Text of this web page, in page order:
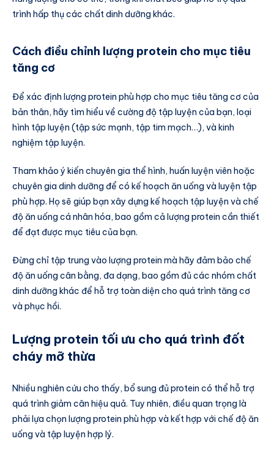
trình hấp thụ các chất dinh dưỡng khác.
Cách điều chỉnh lượng protein cho mục tiêu
tăng cơ
Để xác định lượng protein phù hợp cho mục tiêu tăng cơ của
bản thân, hãy tìm hiểu về cường độ tập luyện của bạn, loại
hình tập luyện (tập sức mạnh, tập tim mạch…), và kinh
nghiệm tập luyện.
Tham khảo ý kiến chuyên gia thể hình, huấn luyện viên hoặc
chuyên gia dinh dưỡng để có kế hoạch ăn uống và luyện tập
phù hợp. Họ sẽ giúp bạn xây dựng kế hoạch tập luyện và chế
độ ăn uống cá nhân hóa, bao gồm cả lượng protein cần thiết
để đạt được mục tiêu của bạn.
Đừng chỉ tập trung vào lượng protein mà hãy đảm bảo chế
độ ăn uống cân bằng, đa dạng, bao gồm đủ các nhóm chất
dinh dưỡng khác để hỗ trợ toàn diện cho quá trình tăng cơ
và phục hồi.
Lượng protein tối ưu cho quá trình đốt
cháy mỡ thừa
Nhiều nghiên cứu cho thấy, bổ sung đủ protein có thể hỗ trợ
quá trình giảm cân hiệu quả. Tuy nhiên, điều quan trọng là
phải lựa chọn lượng protein phù hợp và kết hợp với chế độ ăn
uống và tập luyện hợp lý.